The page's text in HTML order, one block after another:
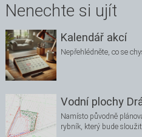
Nenechte si ujít
Kalendář akcí
Nepřehlédněte, co se
Vodní plochy
Namísto původně
rybník, který bude